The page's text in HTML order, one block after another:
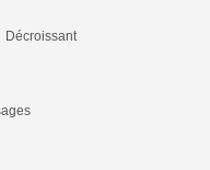
Décroissant